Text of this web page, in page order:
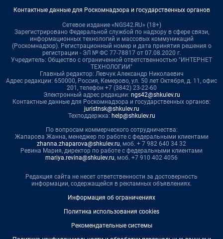
Контактные данные для Роскомнадзора и государственных органов
Сетевое издание «NGS42.RU» (18+)
Зарегистрировано Федеральной службой по надзору в сфере связи,
информационных технологий и массовых коммуникаций
(Роскомнадзор). Регистрационный номер и дата принятия решения о
регистрации - ЭЛ № ФС 77-78817 от 07.08.2020 г.
Учредитель: Общество с ограниченной ответственностью "ИНТЕРНЕТ
ТЕХНОЛОГИИ"
Главный редактор: Левчук Александр Николаевич
Адрес редакции: 650000, Россия, Кемерово, ул. 50 лет Октября, д. 11, офис
201, телефон +7 (3842) 23-22-60
Электронный адрес редакции: ngs42@shkulev.ru
Контактные данные для Роскомнадзора и государственных органов:
juristnsk@shkulev.ru
Техподдержка: help@shkulev.ru
По вопросам коммерческого сотрудничества:
Жапарова Жанна, менеджер по работе с федеральными клиентами
zhanna.zhaparova@shkulev.ru, моб. + 7 982 640 34 32
Ревина Мария, директор по работе с федеральными клиентами
mariya.revina@shkulev.ru, моб. +7 910 402 4056
Редакция сайта не несет ответственности за достоверность
информации, содержащейся в рекламных объявлениях.
Информация об ограничениях
Политика использования cookies
Рекомендательные системы